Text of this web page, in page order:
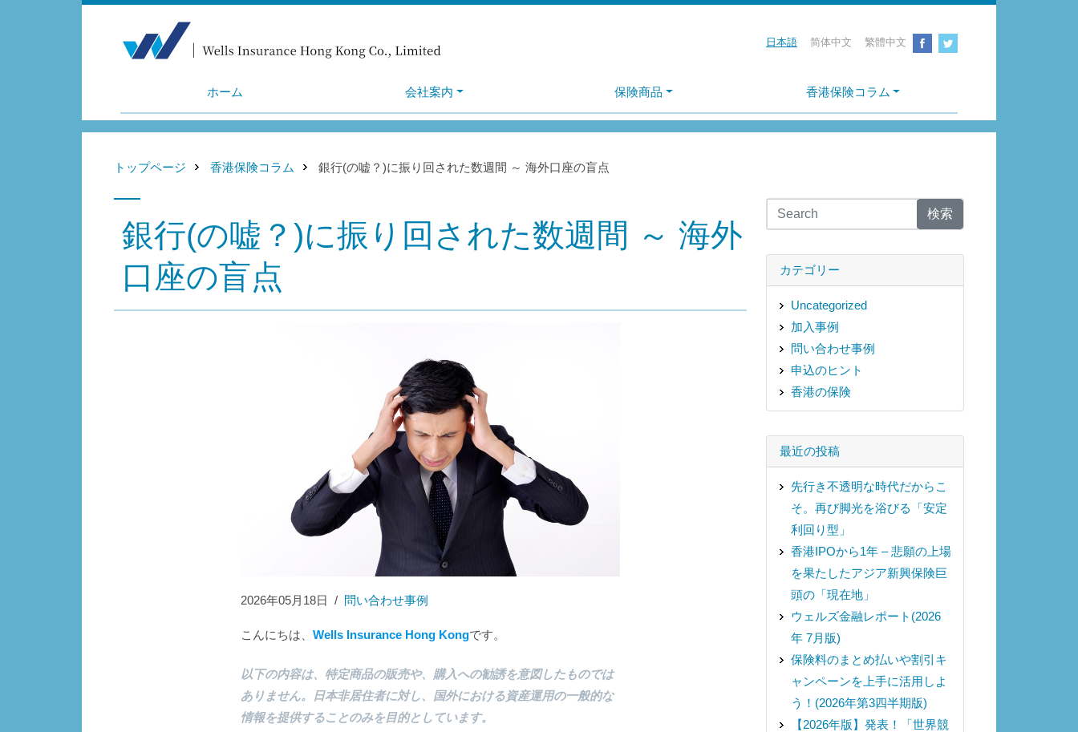
日本語 简体中文 繁體中文
ホーム 会社案内 保険商品 香港保険コラム
トップページ 香港保険コラム 銀行(の嘘？)に振り回された数週間 ～ 海外口座の盲点
銀行(の嘘？)に振り回された数週間 ～ 海外
口座の盲点
2026年05月18日 / 問い合わせ事例
こんにちは、Wells Insurance Hong Kongです。
以下の内容は、特定商品の販売や、購入への勧誘を意図したものでは
ありません。日本非居住者に対し、国外における資産運用の一般的な
情報を提供することのみを目的としています。
検索
カテゴリー
Uncategorized
加入事例
問い合わせ事例
申込のヒント
香港の保険
最近の投稿
先行き不透明な時代だからこ
そ。再び脚光を浴びる「安定
利回り型」
香港IPOから1年 – 悲願の上場
を果たしたアジア新興保険巨
頭の「現在地」
ウェルズ金融レポート(2026
年 7月版)
保険料のまとめ払いや割引キ
ャンペーンを上手に活用しよ
う！(2026年第3四半期版)
【2026年版】発表！「世界競